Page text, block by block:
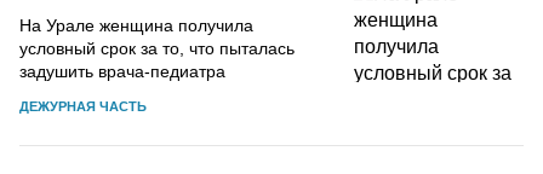
На Урале женщина получила
условный срок за то, что пыталась
задушить врача-педиатра
ДЕЖУРНАЯ ЧАСТЬ